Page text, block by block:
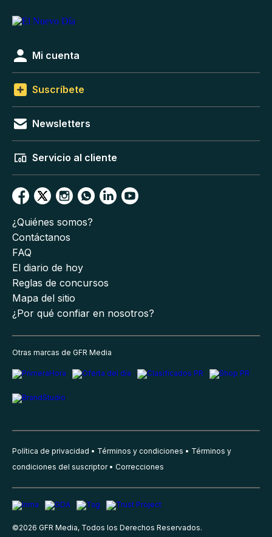
Mi cuenta
Suscríbete
Newsletters
Servicio al cliente
¿Quiénes somos?
Contáctanos
FAQ
El diario de hoy
Reglas de concursos
Mapa del sitio
¿Por qué confiar en nosotros?
Otras marcas de GFR Media
Política de privacidad Términos y condiciones
Términos y
condiciones del suscriptor
Correcciones
©2026 GFR Media, Todos los Derechos Reservados.